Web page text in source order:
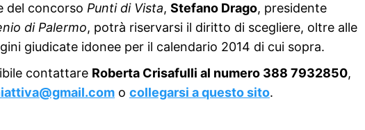
del concorso Punti di Vista, Stefano Drago, presidente
di Palermo, potrà riservarsi il diritto di scegliere, oltre alle
giudicate idonee per il calendario 2014 di cui sopra.
contattare Roberta Crisafulli al numero 388 7932850,
o collegarsi a questo sito.